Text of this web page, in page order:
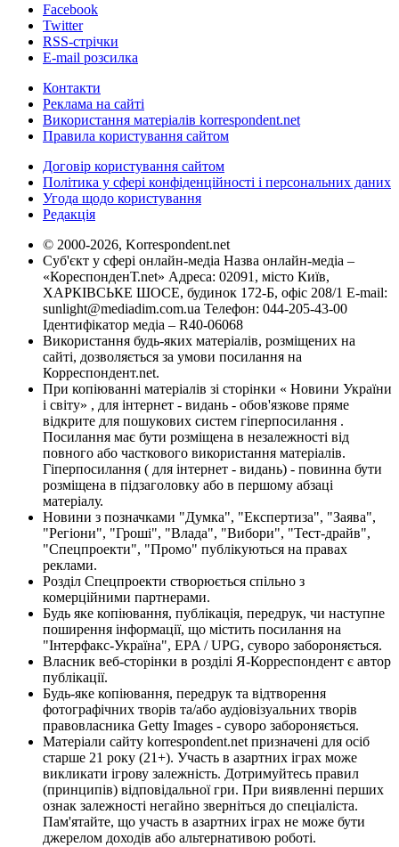
Facebook
Twitter
RSS-стрічки
E-mail розсилка
Контакти
Реклама на сайті
Використання матеріалів korrespondent.net
Правила користування сайтом
Договір користування сайтом
Політика у сфері конфіденційності і персональних даних
Угода щодо користування
Редакція
© 2000-2026, Korrespondent.net
Суб'єкт у сфері онлайн-медіа Назва онлайн-медіа –
«КореспонденТ.net» Адреса: 02091, місто Київ,
ХАРКІВСЬКЕ ШОСЕ, будинок 172-Б, офіс 208/1 E-mail:
sunlight@mediadim.com.ua Телефон: 044-205-43-00
Ідентифікатор медіа – R40-06068
Використання будь-яких матеріалів, розміщених на
сайті, дозволяється за умови посилання на
Корреспондент.net.
При копіюванні матеріалів зі сторінки « Новини України
і світу» , для інтернет - видань - обов'язкове пряме
відкрите для пошукових систем гіперпосилання .
Посилання має бути розміщена в незалежності від
повного або часткового використання матеріалів.
Гіперпосилання ( для інтернет - видань) - повинна бути
розміщена в підзаголовку або в першому абзаці
матеріалу.
Новини з позначками "Думка", "Експертиза", "Заява",
"Регіони", "Гроші", "Влада", "Вибори", "Тест-драйв",
"Спецпроекти", "Промо" публікуються на правах
реклами.
Розділ Спецпроекти створюється спільно з
комерційними партнерами.
Будь яке копіювання, публікація, передрук, чи наступне
поширення інформації, що містить посилання на
"Інтерфакс-Україна", EPA / UPG, суворо забороняється.
Власник веб-сторінки в розділі Я-Корреспондент є автор
публікації.
Будь-яке копіювання, передрук та відтворення
фотографічних творів та/або аудіовізуальних творів
правовласника Getty Images - суворо забороняється.
Матеріали сайту korrespondent.net призначені для осіб
старше 21 року (21+). Участь в азартних іграх може
викликати ігрову залежність. Дотримуйтесь правил
(принципів) відповідальної гри. При виявленні перших
ознак залежності негайно зверніться до спеціаліста.
Пам'ятайте, що участь в азартних іграх не може бути
джерелом доходів або альтернативою роботі.